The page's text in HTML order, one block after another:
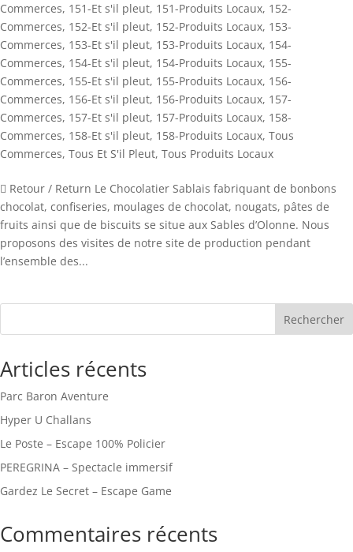
Commerces, 151-Et s'il pleut, 151-Produits Locaux, 152-
Commerces, 152-Et s'il pleut, 152-Produits Locaux, 153-
Commerces, 153-Et s'il pleut, 153-Produits Locaux, 154-
Commerces, 154-Et s'il pleut, 154-Produits Locaux, 155-
Commerces, 155-Et s'il pleut, 155-Produits Locaux, 156-
Commerces, 156-Et s'il pleut, 156-Produits Locaux, 157-
Commerces, 157-Et s'il pleut, 157-Produits Locaux, 158-
Commerces, 158-Et s'il pleut, 158-Produits Locaux, Tous
Commerces, Tous Et S'il Pleut, Tous Produits Locaux
 Retour / Return Le Chocolatier Sablais fabriquant de bonbons
chocolat, confiseries, moulages de chocolat, nougats, pâtes de
fruits ainsi que de biscuits se situe aux Sables d’Olonne. Nous
proposons des visites de notre site de production pendant
l’ensemble des...
Rechercher
Articles récents
Parc Baron Aventure
Hyper U Challans
Le Poste – Escape 100% Policier
PEREGRINA – Spectacle immersif
Gardez Le Secret – Escape Game
Commentaires récents